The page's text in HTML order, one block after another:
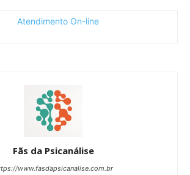
Fãs da Psicanálise
www.fasdapsicanalise.com.br